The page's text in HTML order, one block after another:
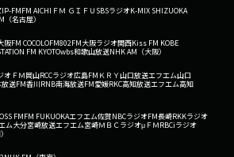
FMFM AICHI ＦＭ ＧＩＦＵ SBSラジオK-MIX SHIZUOKA
（名古屋）
阪FM COCOLOFM802FM大阪ラジオ関西Kiss FM KOBE
FM KYOTOwbs和歌山放送NHK AM（大阪）
オ ＦＭ岡山RCCラジオ広島FM ＫＲＹ山口放送エフエム山口
放送FM香川RNB南海放送FM愛媛RKC高知放送エフエム高知
FMFM FUKUOKAエフエム佐賀NBCラジオFM長崎RKKラジオ
ム大分宮崎放送エフエム宮崎ＭＢＣラジオμＦＭRBCiラジオ